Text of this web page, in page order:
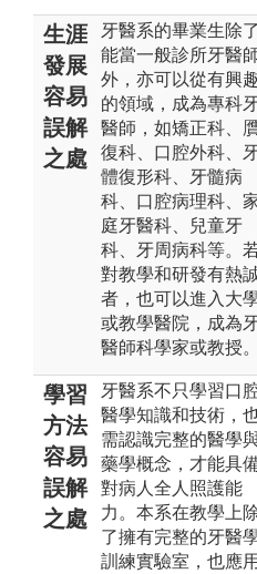
生涯
發展
容易
誤解
之處
牙醫系的畢業生除了
能當一般診所牙醫
外，亦可以從有興
的領域，成為專科
醫師，如矯正科、
復科、口腔外科、
體復形科、牙髓病
科、口腔病理科、
庭牙醫科、兒童牙
科、牙周病科等。
對教學和研發有熱
者，也可以進入大
或教學醫院，成為
醫師科學家或教授。
學習
方法
容易
誤解
之處
牙醫系不只學習口
醫學知識和技術，
需認識完整的醫學
藥學概念，才能具
對病人全人照護能
力。本系在教學上
了擁有完整的牙醫
訓練實驗室，也應用